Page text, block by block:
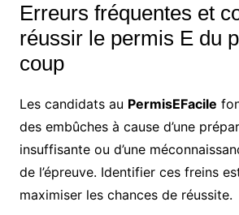
Erreurs fréquentes et
réussir le permis E du
coup
Les candidats au PermisEFacile
des embûches à cause d’une
insuffisante ou d’une
de l’épreuve. Identifier ces freins
maximiser les chances de réussite.